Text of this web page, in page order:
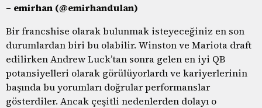
– emirhan (@emirhandulan)
Bir francshise olarak bulunmak isteyeceğiniz en son
durumlardan biri bu olabilir. Winston ve Mariota draft
edilirken Andrew Luck’tan sonra gelen en iyi QB
potansiyelleri olarak görülüyorlardı ve kariyerlerinin
başında bu yorumları doğrular performanslar
gösterdiler. Ancak çeşitli nedenlerden dolayı o